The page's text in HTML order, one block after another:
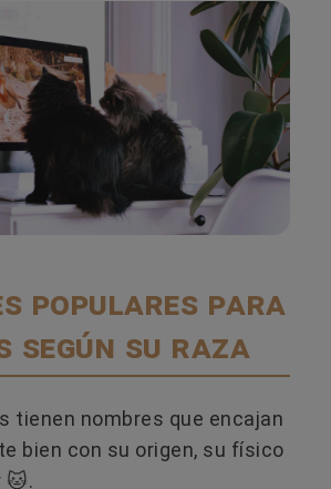
populares para
según su raza
tienen nombres que encajan
bien con su origen, su físico
🐱.